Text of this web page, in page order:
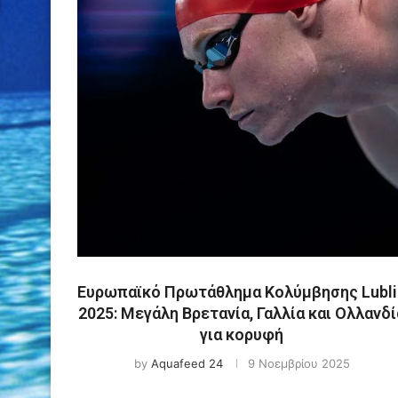
Ευρωπαϊκό Πρωτάθλημα Κολύμβησης
2025: Μεγάλη Βρετανία, Γαλλία και
για κορυφή
by Aquafeed 24 9 Νοεμβρίου 2025